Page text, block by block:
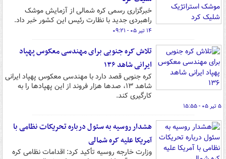
خبرگزاری رسمی کره شمالی از آزمایش موشک
راهبردی جدید با نظارت رئیس این کشور خبر داد.
۱۴ تیر ۰۵ - ۰۹:۲۱
تلاش کره جنوبی برای مهندسی معکوس پهپاد
ایرانی شاهد ۱۳۶
کره جنوبی قصد دارد با مهندسی معکوس پهپاد ایرانی
شاهد ۱۳، صدها هزار فروند از این پهپادها را به
کارگیری کند.
۵ تیر ۰۵ - ۱۵:۵۵
هشدار روسیه به سئول درباره تحریکات نظامی با
آمریکا علیه کره شمالی
وزارت خارجه روسیه تأکید کرد: اقدامات نظامی کره